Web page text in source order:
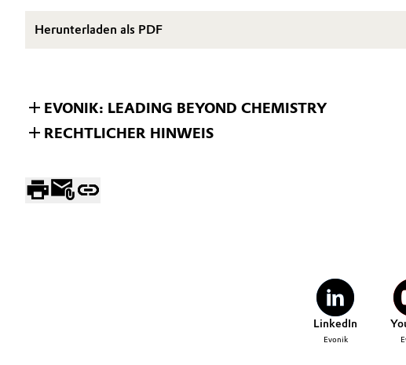
Pulp, Paper & Packaging
Herunterladen als PDF
EVONIK: LEADING BEYOND CHEMISTRY
RECHTLICHER HINWEIS
LinkedIn
Evonik